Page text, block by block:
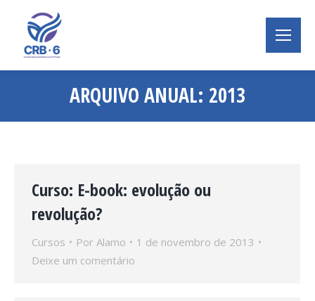
ARQUIVO ANUAL: 2013
Você está aqui:
Curso: E-book: evolução ou
revolução?
Cursos Por Alamo
1 de novembro de 2013
Deixe um comentário